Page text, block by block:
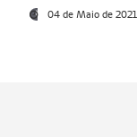
04 de Maio de 2021